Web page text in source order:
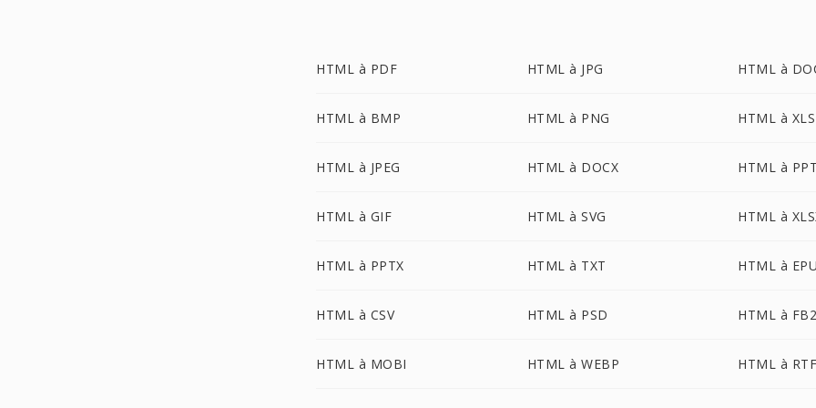
HTML à PDF HTML à JPG HTML à
HTML à BMP HTML à PNG HTML à XLS
HTML à JPEG HTML à DOCX HTML à PPT
HTML à GIF HTML à SVG HTML à
HTML à PPTX HTML à TXT HTML à
HTML à CSV HTML à PSD HTML à FB2
HTML à MOBI HTML à WEBP HTML à RTF